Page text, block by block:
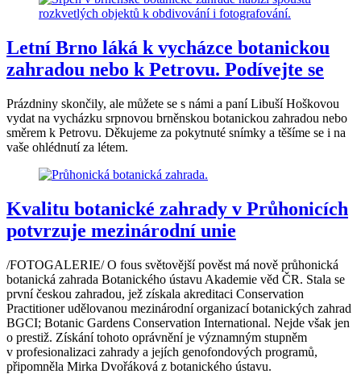
Letní Brno láká k vycházce botanickou
zahradou nebo k Petrovu. Podívejte se
Prázdniny skončily, ale můžete se s námi a paní Libuší Hoškovou
vydat na vycházku srpnovou brněnskou botanickou zahradou nebo
směrem k Petrovu. Děkujeme za pokytnuté snímky a těšíme se i na
vaše ohlédnutí za létem.
Kvalitu botanické zahrady v Průhonicích
potvrzuje mezinárodní unie
/FOTOGALERIE/ O fous světovější pověst má nově průhonická
botanická zahrada Botanického ústavu Akademie věd ČR. Stala se
první českou zahradou, jež získala akreditaci Conservation
Practitioner udělovanou mezinárodní organizací botanických zahrad
BGCI; Botanic Gardens Conservation International. Nejde však jen
o prestiž. Získání tohoto oprávnění je významným stupněm
v profesionalizaci zahrady a jejích genofondových programů,
připomněla Mirka Dvořáková z botanického ústavu.